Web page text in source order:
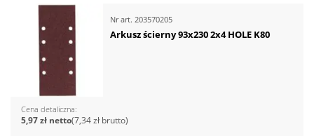
Nr art. 203570205
Arkusz ścierny 93x230 2x4 HOLE K80
Cena detaliczna
7,34 zł
5,97 zł